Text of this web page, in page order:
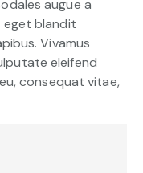
augue a
eget blandit
Vivamus
eleifend
consequat vitae,